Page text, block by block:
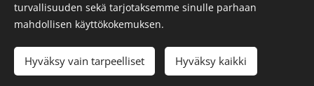
© 2024 Kaikki oikeudet pidätetään
turvallisuuden sekä tarjotaksemme sinulle parhaan
mahdollisen käyttökokemuksen.
Hyväksy vain tarpeelliset Hyväksy kaikki